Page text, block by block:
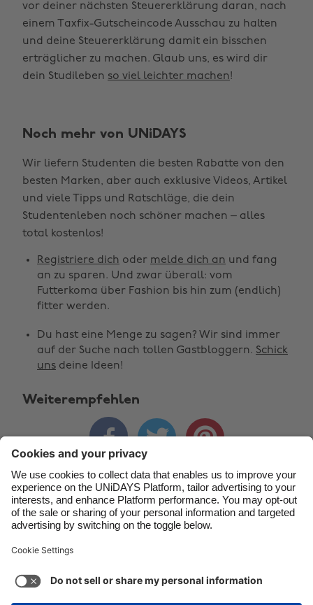
vor deiner nächsten Steuererklärung daran, nach
einem Taxfix-Gutscheincode Ausschau zu halten
und deine Steuererklärung damit ein bisschen
erträglicher zu machen. Glaub uns, es wird dir
dein Studileben so viel leichter machen!
Noch mehr von UNiDAYS
Wir liefern Studenten die besten Rabatte von den
besten Marken, aber auch exklusive Videos, Artikel
und viele Tipps und Ratschläge, die dein
Studentenleben noch schöner machen – alles
total kostenlos!
Registriere dich oder melde dich an und fang
an zu sparen. Und zwar überall: vom
Futterkoma über Fashion bis hin zum (endlich)
fitter werden.
Du hast eine Menge zu sagen? Wir sind immer
auf der Suche nach tollen Gastbloggern. Schick
uns deine Ideen!
Weiterempfehlen
  
Kontakt Unternehmen Presse Karriere Impressum
Support
Cookie-Einstellungen
Datenschutzrichtlinien
Region ändern
Australia
Belgique
Canada
Danmark
France
India
Indonesia
Ireland
Italia
Malaysia
México
Nederland
New Zealand
Österreich
Suomi
United Kingdom
United States